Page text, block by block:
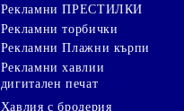
Рекламни ПРЕСТИЛКИ
Рекламни торбички
Рекламни Плажни кърпи
Рекламни хавлии
дигитален печат
Хавлия с бродерия